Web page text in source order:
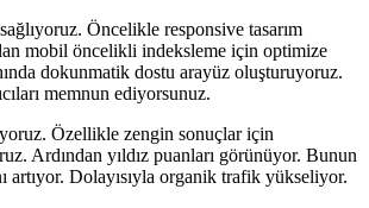
Öncelikle responsive tasarım
mobil öncelikli indeksleme için optimize
dokunmatik dostu arayüz oluşturuyoruz.
memnun ediyorsunuz.
Özellikle zengin sonuçlar için
Ardından yıldız puanları görünüyor. Bunun
artıyor. Dolayısıyla organik trafik yükseliyor.